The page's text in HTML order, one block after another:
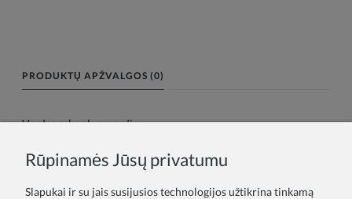
PRODUKTŲ APŽVALGOS (0)
Vardas arba slapyvardis:
Rūpinamės Jūsų privatumu
Slapukai ir su jais susijusios technologijos užtikrina tinkamą